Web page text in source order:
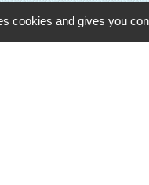
cookies and gives you